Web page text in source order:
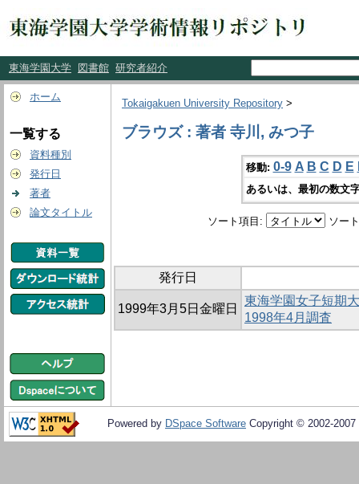
東海学園大学 図書館 研究者紹介
ホーム
一覧する
資料種別
発行日
著者
論文タイトル
Tokaigakuen University Repository >
ブラウズ : 著者 寺川, みつ子
移動: 0-9 A B C D E
あるいは、最初の数文
ソート項目: ソー
発行日
1999年3月5日金曜日
東海学園女子短期
1998年4月調査
Powered by DSpace Software Copyright © 2002-2007